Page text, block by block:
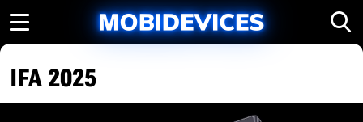
IFA 2025